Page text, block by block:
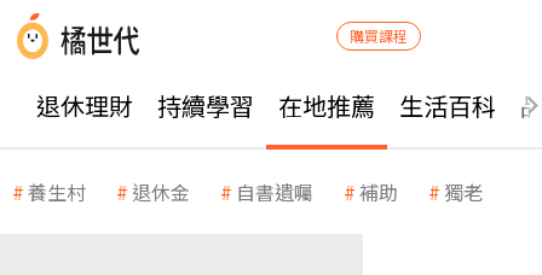
購買課程
退休理財 持續學習 在地推薦 生活百科
養生村 退休金 自書遺囑 補助 獨老